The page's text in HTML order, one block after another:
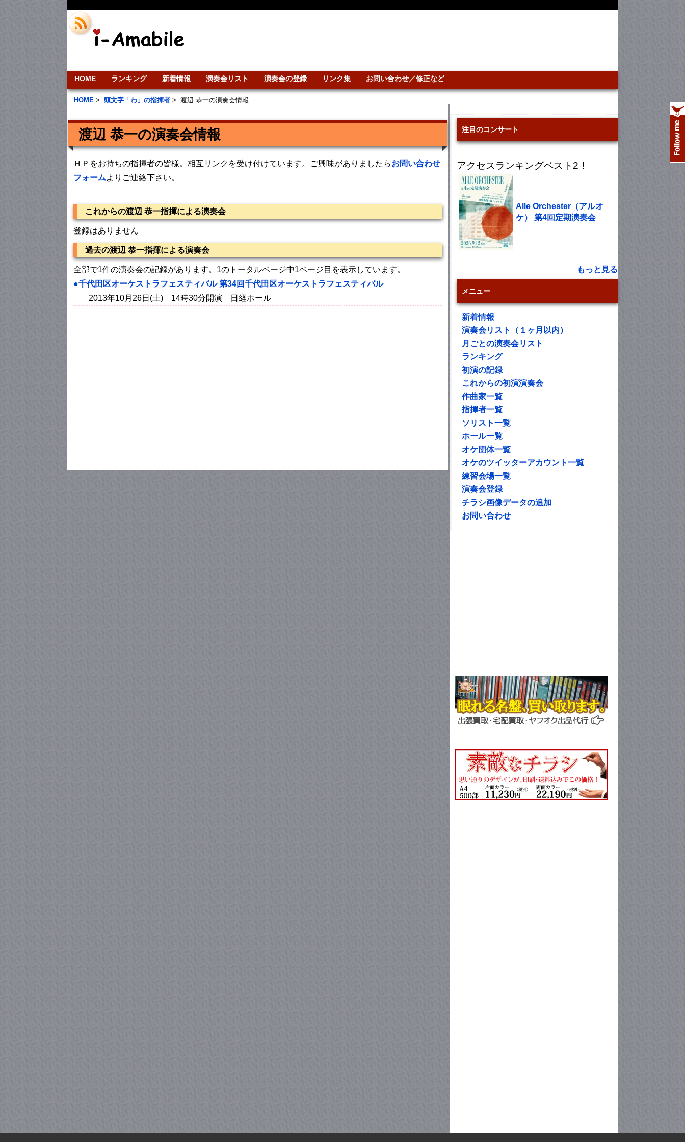
HOME ランキング 新着情報 演奏会リスト 演奏会の登録 リンク集 お問い合わせ／修正など
HOME > 頭文字「わ」の指揮者 > 渡辺 恭一の演奏会情報
渡辺 恭一の演奏会情報
ＨＰをお持ちの指揮者の皆様。相互リンクを受け付けています。ご興味がありましたらお問い合わせ
フォームよりご連絡下さい。
これからの渡辺 恭一指揮による演奏会
登録はありません
過去の渡辺 恭一指揮による演奏会
全部で1件の演奏会の記録があります。1のトータルページ中1ページ目を表示しています。
●千代田区オーケストラフェスティバル 第34回千代田区オーケストラフェスティバル
2013年10月26日(土) 14時30分開演 日経ホール
注目のコンサート
アクセスランキングベスト2！
Alle Orchester（アルオ
ケ） 第4回定期演奏会
もっと見る
メニュー
新着情報
演奏会リスト（１ヶ月以内）
月ごとの演奏会リスト
ランキング
初演の記録
これからの初演演奏会
作曲家一覧
指揮者一覧
ソリスト一覧
ホール一覧
オケ団体一覧
オケのツイッターアカウント一覧
練習会場一覧
演奏会登録
チラシ画像データの追加
お問い合わせ